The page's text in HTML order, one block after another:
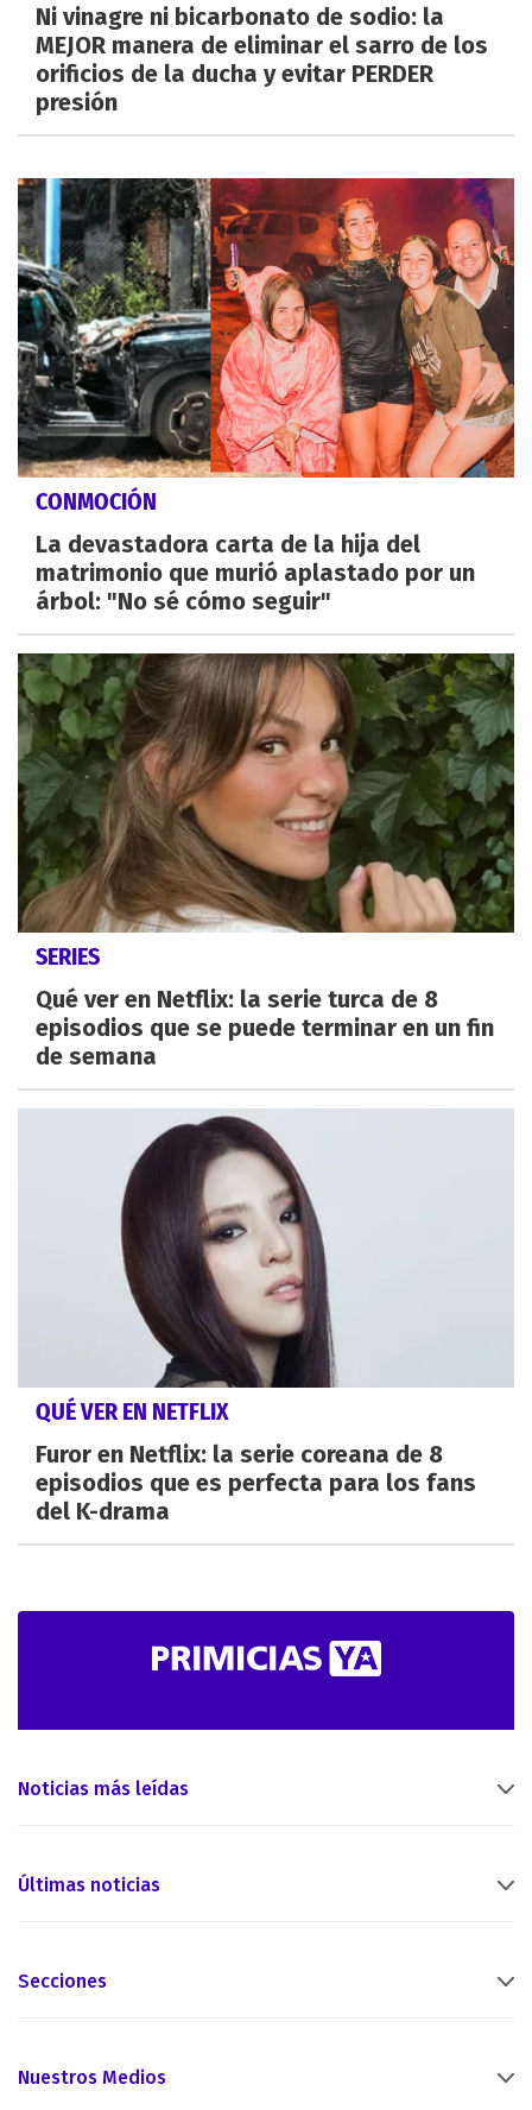
Ni vinagre ni bicarbonato de sodio: la
MEJOR manera de eliminar el sarro de los
orificios de la ducha y evitar PERDER
presión
CONMOCIÓN
La devastadora carta de la hija del
matrimonio que murió aplastado por un
árbol: "No sé cómo seguir"
SERIES
Qué ver en Netflix: la serie turca de 8
episodios que se puede terminar en un fin
de semana
QUÉ VER EN NETFLIX
Furor en Netflix: la serie coreana de 8
episodios que es perfecta para los fans
del K-drama
Noticias más leídas
Últimas noticias
Secciones
Nuestros Medios